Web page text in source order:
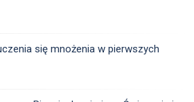
się mnożenia w pierwszych